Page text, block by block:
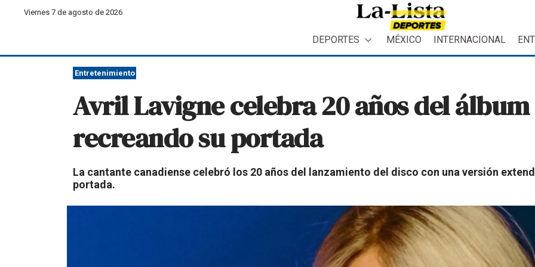
Viernes 7 de agosto de 2026
DEPORTES MÉXICO INTERNACIONAL
Entretenimiento
Avril Lavigne celebra 20 años del álbum
recreando su portada
La cantante canadiense celebró los 20 años del lanzamiento del disco con una versión
portada.